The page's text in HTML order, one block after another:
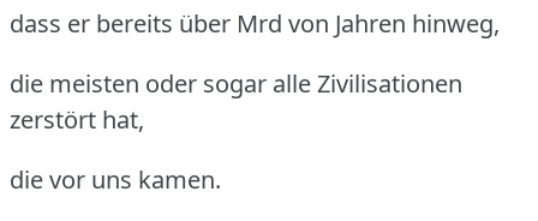
dass er bereits über Mrd von Jahren hinweg,
die meisten oder sogar alle Zivilisationen
zerstört hat,
die vor uns kamen.